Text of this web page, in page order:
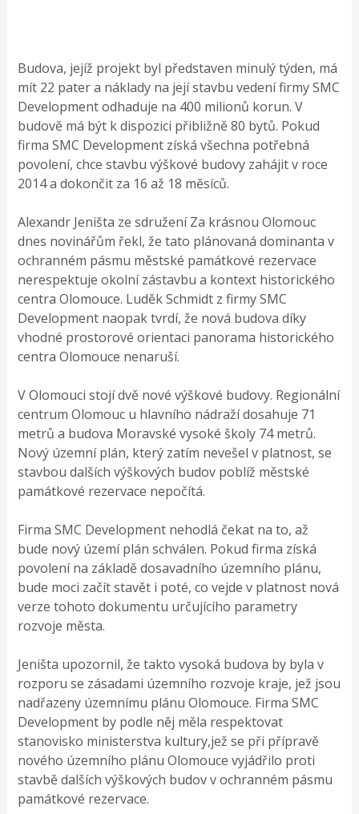
Budova, jejíž projekt byl představen minulý týden, má
mít 22 pater a náklady na její stavbu vedení firmy SMC
Development odhaduje na 400 milionů korun. V
budově má být k dispozici přibližně 80 bytů. Pokud
firma SMC Development získá všechna potřebná
povolení, chce stavbu výškové budovy zahájit v roce
2014 a dokončit za 16 až 18 měsíců.
Alexandr Jeništa ze sdružení Za krásnou Olomouc
dnes novinářům řekl, že tato plánovaná dominanta v
ochranném pásmu městské památkové rezervace
nerespektuje okolní zástavbu a kontext historického
centra Olomouce. Luděk Schmidt z firmy SMC
Development naopak tvrdí, že nová budova díky
vhodné prostorové orientaci panorama historického
centra Olomouce nenaruší.
V Olomouci stojí dvě nové výškové budovy. Regionální
centrum Olomouc u hlavního nádraží dosahuje 71
metrů a budova Moravské vysoké školy 74 metrů.
Nový územní plán, který zatím nevešel v platnost, se
stavbou dalších výškových budov poblíž městské
památkové rezervace nepočítá.
Firma SMC Development nehodlá čekat na to, až
bude nový území plán schválen. Pokud firma získá
povolení na základě dosavadního územního plánu,
bude moci začít stavět i poté, co vejde v platnost nová
verze tohoto dokumentu určujícího parametry
rozvoje města.
Jeništa upozornil, že takto vysoká budova by byla v
rozporu se zásadami územního rozvoje kraje, jež jsou
nadřazeny územnímu plánu Olomouce. Firma SMC
Development by podle něj měla respektovat
stanovisko ministerstva kultury,jež se při přípravě
nového územního plánu Olomouce vyjádřilo proti
stavbě dalších výškových budov v ochranném pásmu
památkové rezervace.